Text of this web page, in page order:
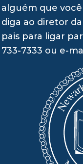
alguém que
diga ao diretor
pais para ligar
733-7333 ou e-